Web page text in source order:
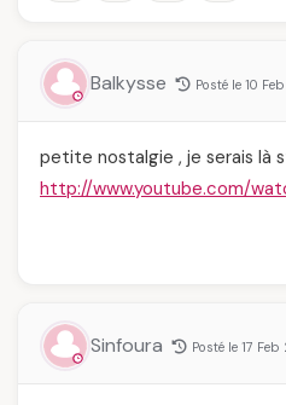
Balkysse Posté le 10
petite nostalgie , je serais là
http://www.youtube.com/
Sinfoura Posté le 17